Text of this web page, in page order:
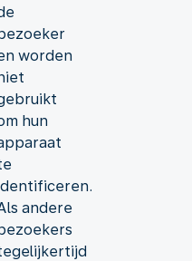
worden
hun
andere